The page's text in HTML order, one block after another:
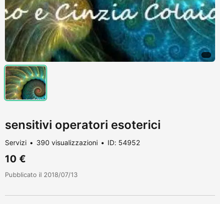
sensitivi operatori esoterici
Servizi 390 visualizzazioni ID: 54952
10 €
Pubblicato il 2018/07/13